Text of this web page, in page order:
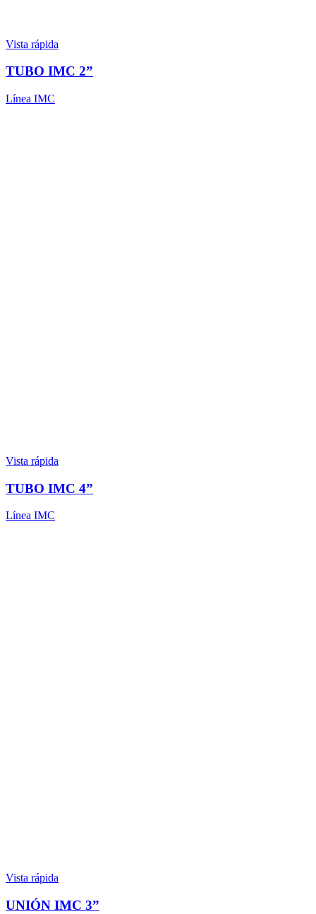
Vista rápida
TUBO IMC 2”
Línea IMC
Vista rápida
TUBO IMC 4”
Línea IMC
Vista rápida
UNIÓN IMC 3”